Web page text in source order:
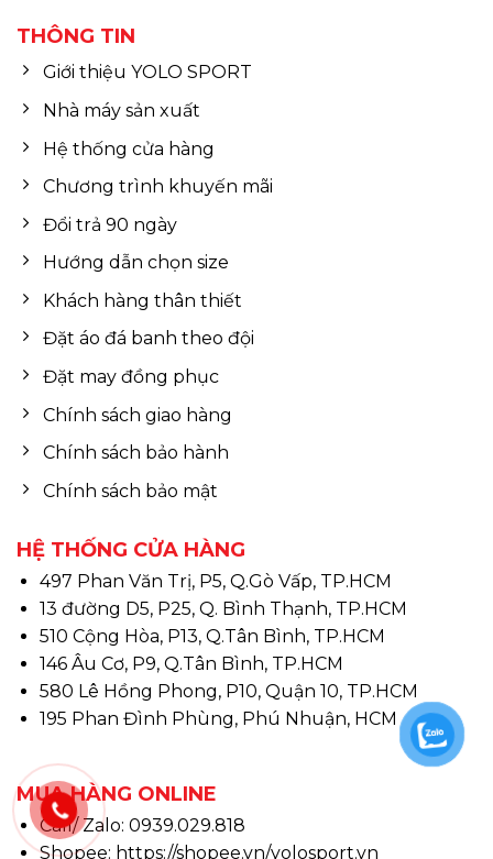
THÔNG TIN
Giới thiệu YOLO SPORT
Nhà máy sản xuất
Hệ thống cửa hàng
Chương trình khuyến mãi
Đổi trả 90 ngày
Hướng dẫn chọn size
Khách hàng thân thiết
Đặt áo đá banh theo đội
Đặt may đồng phục
Chính sách giao hàng
Chính sách bảo hành
Chính sách bảo mật
HỆ THỐNG CỬA HÀNG
497 Phan Văn Trị, P5, Q.Gò Vấp, TP.HCM
13 đường D5, P25, Q. Bình Thạnh, TP.HCM
510 Cộng Hòa, P13, Q.Tân Bình, TP.HCM
146 Âu Cơ, P9, Q.Tân Bình, TP.HCM
580 Lê Hồng Phong, P10, Quận 10, TP.HCM
195 Phan Đình Phùng, Phú Nhuận, HCM
MUA HÀNG ONLINE
Call/ Zalo: 0939.029.818
Shopee: https://shopee.vn/yolosport.vn